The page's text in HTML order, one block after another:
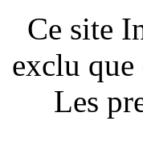
Ce site
exclu que
Les